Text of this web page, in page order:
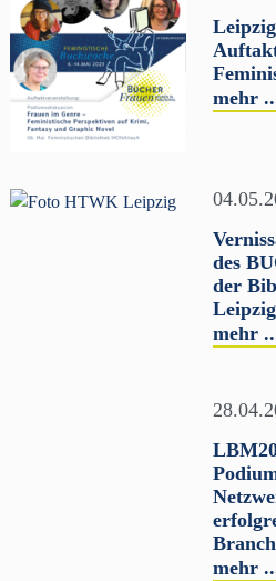
mehr
des
der
Leipzig
mehr
mehr